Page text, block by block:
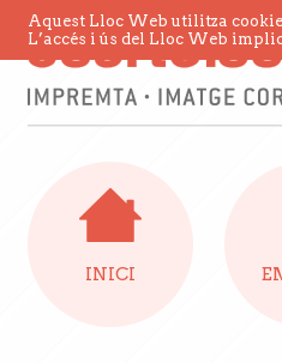
Aquest Lloc Web utilitza
L’accés i ús del Lloc Web
INICI